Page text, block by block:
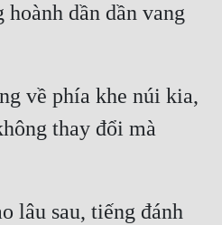
dần dần vang
về phía khe núi kia,
thay đổi mà
lâu sau, tiếng đánh